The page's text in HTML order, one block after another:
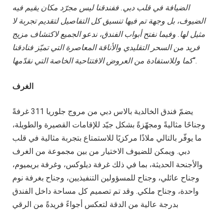
الضيافة في قلب دبي. ففندقنا ليس مجرّد مكان يقيم فيه
الضيوف، بل وجهة تم فيها تنسيق كل التفاصيل لتقديم تجربة لا
مثيل لها. وفيما نفتح أبواب الفندق، ندعو الجميع لاكتشاف مزيج
فريد من السحر التقليدي والأناقة المعاصرة التي تميّز فنادقنا
كما وللاستفادة من العروض الافتتاحية الخاصة التي نقدّمها“.
الغرف
يضمّ فندق الخالدية بالاس دبي من مروج جلوريا 311 غرفةً
وجناحًا مثاليةً ومجهّزةً بشكل جيّد للإقامات القصيرة والطويلة،
ما يوفّر بالتالي ملاذًا مركزيًا للاستمتاع بتجربة مثالية في قلب
دبي. ويمكن للضيوف الاختيار من بين مجموعة من الغرف
والأجنحة الحديثة، بما في ذلك غرفة ديلوكس، وغرفة بريميوم،
وجناح عائلي، وجناح للمسؤولين التنفيذيين، وجناح بغرفة نوم
واحدة، وجناح ملكي. وقد تم تصميم كل مساحة داخل الفندق
بدرجة عالية من الدقة لتعكس أجواءً فريدةً من الرقي